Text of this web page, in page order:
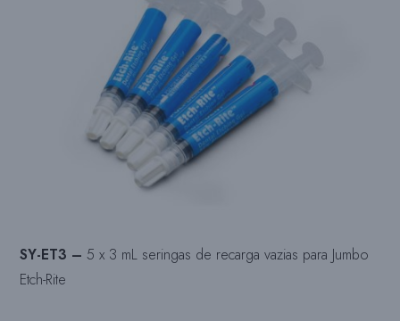
SY-ET3 – 5 x 3 mL seringas de recarga vazias para Jumbo
Etch-Rite